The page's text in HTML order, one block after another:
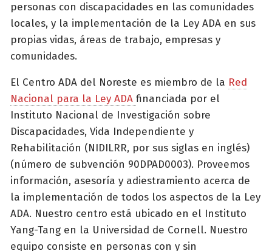
personas con discapacidades en las comunidades
locales, y la implementación de la Ley ADA en sus
propias vidas, áreas de trabajo, empresas y
comunidades.
El Centro ADA del Noreste es miembro de la Red
Nacional para la Ley ADA financiada por el
Instituto Nacional de Investigación sobre
Discapacidades, Vida Independiente y
Rehabilitación (NIDILRR, por sus siglas en inglés)
(número de subvención 90DPAD0003). Proveemos
información, asesoría y adiestramiento acerca de
la implementación de todos los aspectos de la Ley
ADA. Nuestro centro está ubicado en el Instituto
Yang-Tang en la Universidad de Cornell. Nuestro
equipo consiste en personas con y sin